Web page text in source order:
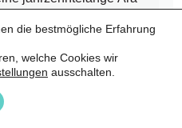
auf Zugang zu
auch auf kommunaler
die bestmögliche Erfahrung
welche Cookies wir
ausschalten.